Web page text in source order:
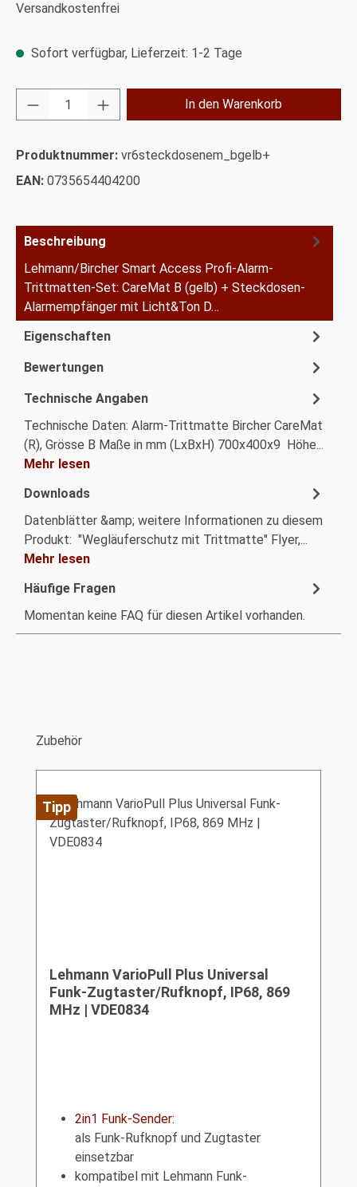
Versandkostenfrei
Sofort verfügbar, Lieferzeit: 1-2 Tage
Produkt Anzahl: Gib den gewünschten
In den Warenkorb
Produktnummer: vr6steckdosenem_bgelb+
EAN: 0735654404200
Beschreibung
Lehmann/Bircher Smart Access Profi-Alarm-
Trittmatten-Set: CareMat B (gelb) + Steckdosen-
Alarmempfänger mit Licht&Ton D…
Eigenschaften
Bewertungen
Technische Angaben
Technische Daten: Alarm-Trittmatte Bircher CareMat
(R), Grösse B Maße in mm (LxBxH) 700x400x9 Höhe...
Mehr lesen
Downloads
Datenblätter &amp; weitere Informationen zu diesem
Produkt: "Wegläuferschutz mit Trittmatte" Flyer,...
Mehr lesen
Häufige Fragen
Momentan keine FAQ für diesen Artikel vorhanden.
Produktgalerie überspringen
Zubehör
Tipp
Lehmann VarioPull Plus Universal
Funk-Zugtaster/Rufknopf, IP68, 869
MHz | VDE0834
2in1 Funk-Sender:
als Funk-Rufknopf und Zugtaster
einsetzbar
kompatibel mit Lehmann Funk-